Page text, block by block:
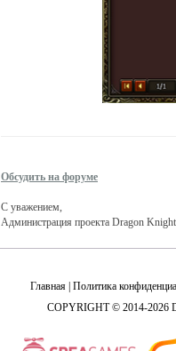
Обсудить на форуме
С уважением,
Администрация проекта Dragon Knight
Главная Политика
COPYRIGHT © 2014-2026